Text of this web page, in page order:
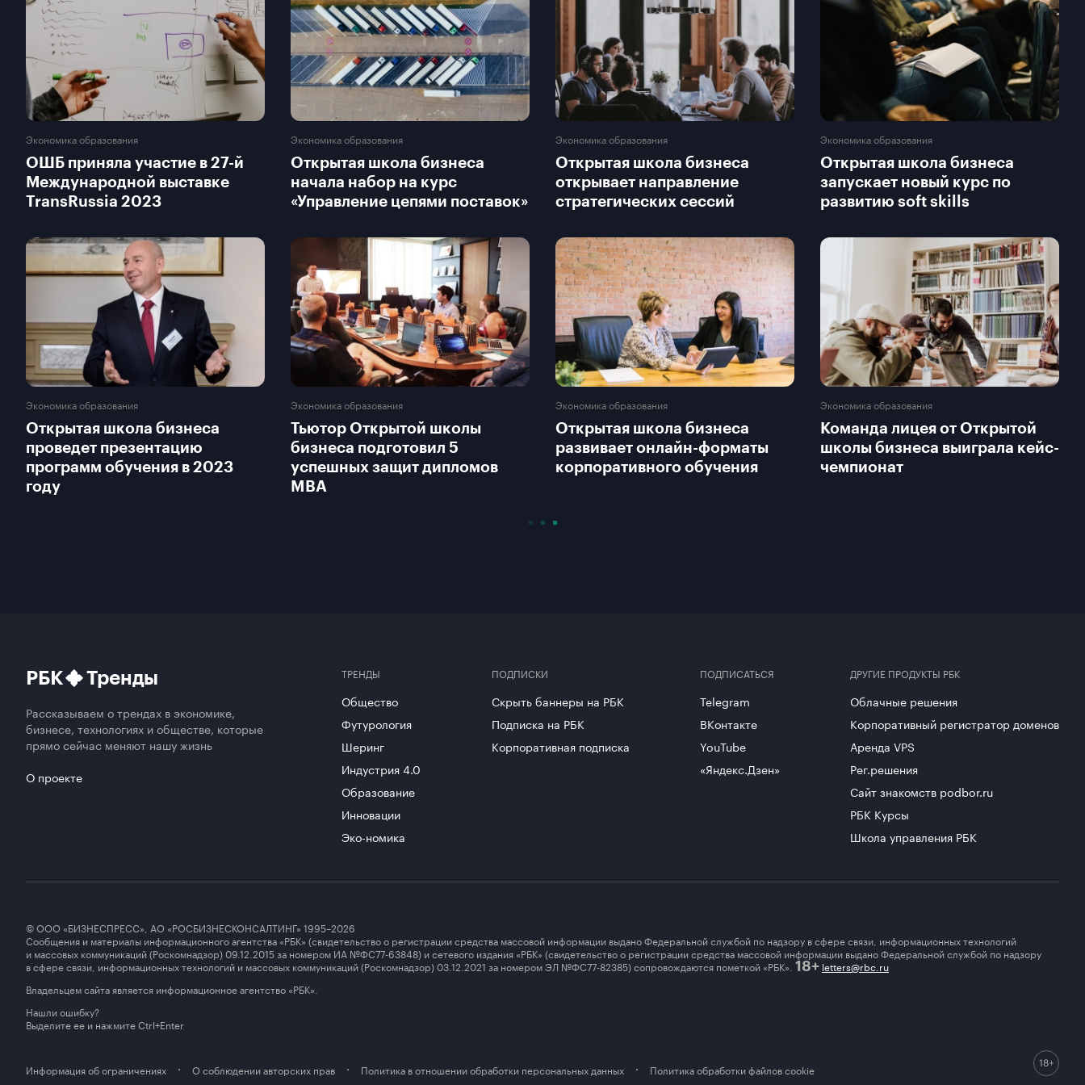
Экономика образования
ОШБ приняла участие в 27-й
Международной выставке
TransRussia 2023
Экономика образования
Открытая школа бизнеса
начала набор на курс
«Управление цепями поставок»
Экономика образования
Открытая школа бизнеса
открывает направление
стратегических сессий
Экономика образования
Открытая школа бизнеса
запускает новый курс по
развитию soft skills
Экономика образования
Открытая школа бизнеса
проведет презентацию
программ обучения в 2023
году
Экономика образования
Тьютор Открытой школы
бизнеса подготовил 5
успешных защит дипломов
MBA
Экономика образования
Открытая школа бизнеса
развивает онлайн-форматы
корпоративного обучения
Экономика образования
Команда лицея от Открытой
школы бизнеса выиграла кейс-
чемпионат
РБК Тренды
Рассказываем о трендах в экономике,
бизнесе, технологиях и обществе, которые
прямо сейчас меняют нашу жизнь
О проекте
ТРЕНДЫ
Общество
Футурология
Шеринг
Индустрия 4.0
Образование
Инновации
Эко-номика
ПОДПИСКИ
Скрыть баннеры на РБК
Подписка на РБК
Корпоративная подписка
ДРУГИЕ ПРОДУКТЫ РБК
Облачные решения
Корпоративный регистратор доменов
Аренда VPS
Рег.решения
Сайт знакомств podbor.ru
РБК Курсы
Школа управления РБК
ПОДПИСАТЬСЯ
Telegram
ВКонтакте
YouTube
«Яндекс.Дзен»
© ООО «БИЗНЕСПРЕСС», АО «РОСБИЗНЕСКОНСАЛТИНГ» 1995–2026
Сообщения и материалы информационного агентства «РБК» (свидетельство о регистрации средства массовой информации выдано Федеральной службой по надзору в сфере связи, информационных технологий
и массовых коммуникаций (Роскомнадзор) 09.12.2015 за номером ИА №ФС77-63848) и сетевого издания «РБК» (свидетельство о регистрации средства массовой информации выдано Федеральной службой по надзору
в сфере связи, информационных технологий и массовых коммуникаций (Роскомнадзор) 03.12.2021 за номером ЭЛ №ФС77-82385) сопровождаются пометкой «РБК». 18+ letters@rbc.ru
Владельцем сайта является информационное агентство «РБК».
Нашли ошибку?
Выделите ее и нажмите Ctrl+Enter
Информация об ограничениях О соблюдении авторских прав Политика в отношении обработки персональных данных Политика обработки файлов cookie